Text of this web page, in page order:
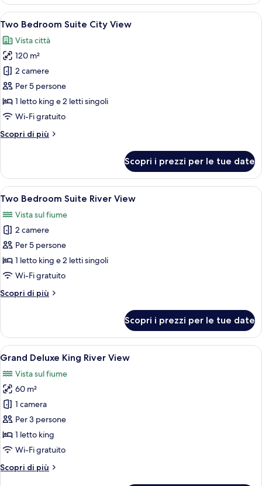
View
Club
Suite
City
View
Apri
tutte
le
foto
per
Two
Bedroom
Suite
View
Una moderna camera d'hotel con
6
Two Bedroom Suite City View
Vista città
120 m²
2 camere
Per 5 persone
1 letto king e 2 letti singoli
Wi-Fi gratuito
Scopri di più
Altri
Bedroom
Suite
City
Scopri i prezzi per le tue date
Apri
tutte
le
foto
per
Two
Bedroom
River
Un soggiorno moderno con un
6
Two Bedroom Suite River View
Vista sul fiume
2 camere
Per 5 persone
1 letto king e 2 letti singoli
Wi-Fi gratuito
Scopri di più
Altri
Bedroom
Suite
River
Scopri i prezzi per le tue date
Apri
tutte
le
foto
per
Grand
Deluxe
King
View
Una camera d'albergo con un letto,
23
Grand Deluxe King River View
Vista sul fiume
60 m²
1 camera
Per 3 persone
1 letto king
Wi-Fi gratuito
Scopri di più
Altri